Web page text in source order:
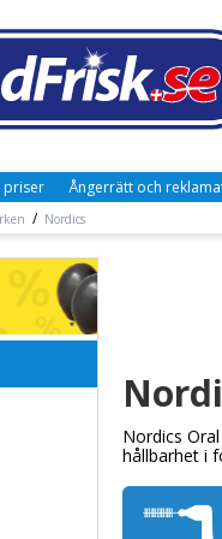
priser Ångerrätt och
/ Nordics
Nordics
hållbarhet i